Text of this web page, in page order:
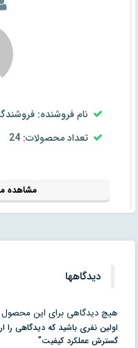
نام فروشنده:
تعداد محصولات: 24
مشاهده
دیدگاهها
هیچ دیدگاهی برای این
اولین نفری باشید که دیدگاهی را
گسترش عملکرد کیفیت”